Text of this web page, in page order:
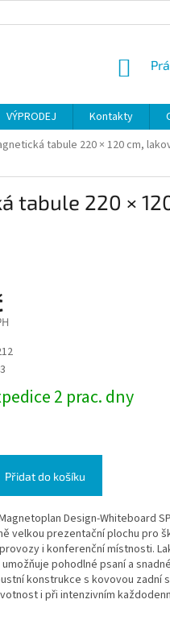
ÚDAJŮ
VÝPRODEJ Kontakty
tabule 220 × 120 cm,
tabule 220 ×
2 prac. dny
Přidat do košíku
Design-Whiteboard
velkou prezentační plochu pro
i konferenční místnosti.
pohodlné psaní a
konstrukce s kovovou zadní
i při intenzivním